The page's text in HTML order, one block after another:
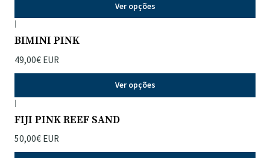
Ver opções
|
BIMINI PINK
49,00€ EUR
Ver opções
|
FIJI PINK REEF SAND
50,00€ EUR